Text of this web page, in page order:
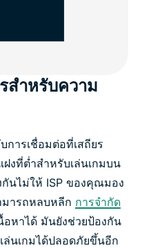
สำหรับความ
ารเชื่อมต่อที่เสถียร
งที่ต่ำสำหรับเล่นเกมบน
กันไม่ให้ ISP ของคุณมอง
ารถหลบหลีก การจำกัด
อหาได้ มันยังช่วยป้องกัน
ล่นเกมได้ปลอดภัยขึ้นอีก